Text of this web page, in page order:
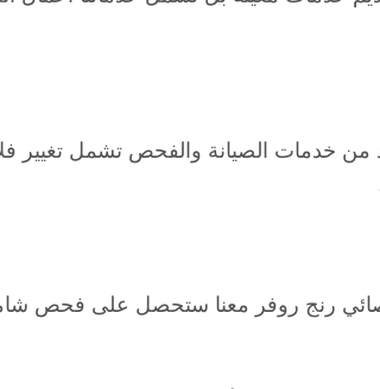
خدمات الصيانة والفحص تشمل تغيير
رنج روفر معنا ستحصل على فحص شامل